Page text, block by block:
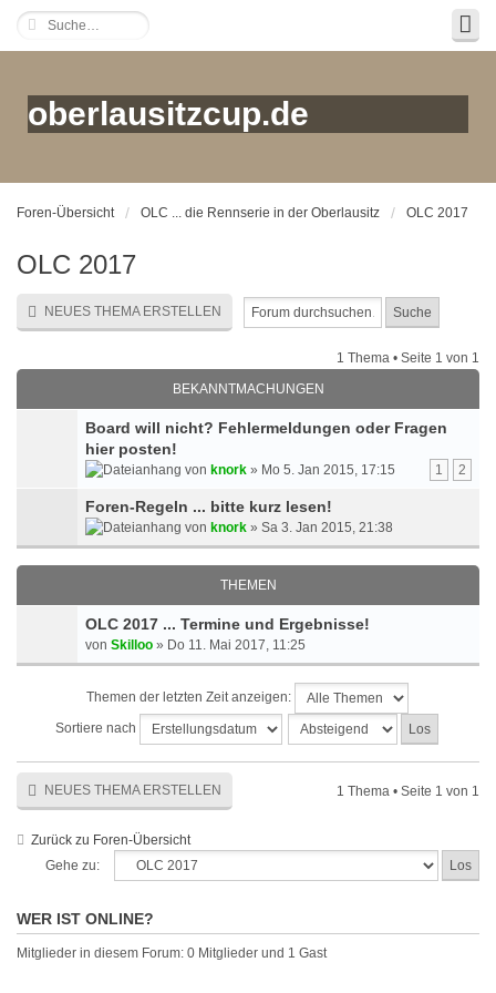
oberlausitzcup.de
Foren-Übersicht OLC ... die Rennserie in der Oberlausitz OLC 2017
OLC 2017
NEUES THEMA ERSTELLEN
1 Thema • Seite 1 von 1
BEKANNTMACHUNGEN
Board will nicht? Fehlermeldungen oder Fragen
hier posten!
1 2
von knork » Mo 5. Jan 2015, 17:15
Foren-Regeln ... bitte kurz lesen!
von knork » Sa 3. Jan 2015, 21:38
THEMEN
OLC 2017 ... Termine und Ergebnisse!
von Skilloo » Do 11. Mai 2017, 11:25
Themen der letzten Zeit anzeigen:
Sortiere nach
NEUES THEMA ERSTELLEN 1 Thema • Seite 1 von 1
Zurück zu Foren-Übersicht
Gehe zu:
WER IST ONLINE?
Mitglieder in diesem Forum: 0 Mitglieder und 1 Gast